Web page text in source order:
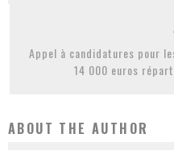
Appel à candidatures pour
14 000 euros
ABOUT THE AUTHOR